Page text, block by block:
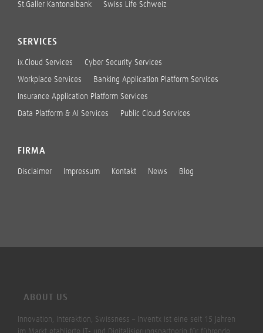
St.Galler Kantonalbank Swiss Life Schweiz
SERVICES
ix.Cloud Services Cyber Security Services
Workplace Services Banking Application Platform Services
Insurance Application Platform Services
Data Platform & AI Services Public Cloud Services
FIRMA
Disclaimer Impressum Kontakt News Blog
ABOUT US
Innovation, Interaktion, Swissness – Inventx ist eine seit 15 Jahren